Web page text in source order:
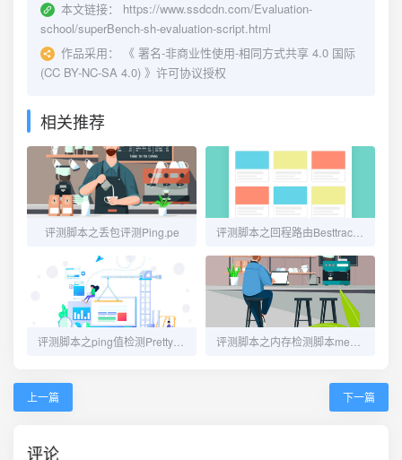
本文链接：
https://www.ssdcdn.com/Evaluation-
school/superBench-sh-evaluation-script.html
作品采用：
《 署名-非商业性使用-相同方式共享 4.0 国际
(CC BY-NC-SA 4.0) 》许可协议授权
相关推荐
评测脚本之丢包评测Ping.pe
上一篇 下一篇
评论